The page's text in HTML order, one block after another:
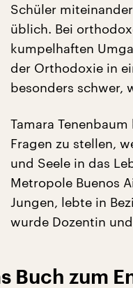
Schüler
üblich. Bei
kumpelhaften
der Orthodoxie in
besonders schwer,
Tamara
Fragen zu stellen,
und Seele in das
Metropole Buenos
Jungen, lebte in
wurde Dozentin
Buch zum